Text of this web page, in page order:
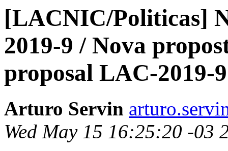
[LACNIC/Politicas]
2019-9 / Nova
proposal LAC-2019-9
Arturo Servin
Wed May 15 16:25:20 -03